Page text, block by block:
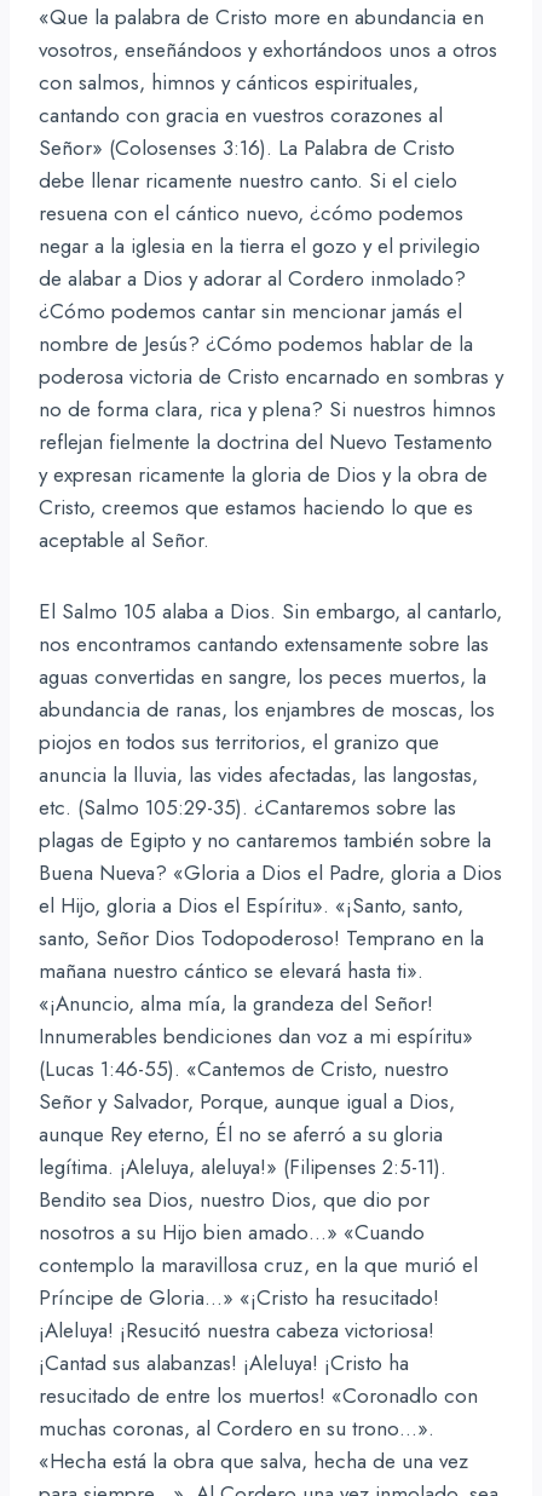
«Que la palabra de Cristo more en abundancia en
vosotros, enseñándoos y exhortándoos unos a otros
con salmos, himnos y cánticos espirituales,
cantando con gracia en vuestros corazones al
Señor» (Colosenses 3:16). La Palabra de Cristo
debe llenar ricamente nuestro canto. Si el cielo
resuena con el cántico nuevo, ¿cómo podemos
negar a la iglesia en la tierra el gozo y el privilegio
de alabar a Dios y adorar al Cordero inmolado?
¿Cómo podemos cantar sin mencionar jamás el
nombre de Jesús? ¿Cómo podemos hablar de la
poderosa victoria de Cristo encarnado en sombras y
no de forma clara, rica y plena? Si nuestros himnos
reflejan fielmente la doctrina del Nuevo Testamento
y expresan ricamente la gloria de Dios y la obra de
Cristo, creemos que estamos haciendo lo que es
aceptable al Señor.
El Salmo 105 alaba a Dios. Sin embargo, al cantarlo,
nos encontramos cantando extensamente sobre las
aguas convertidas en sangre, los peces muertos, la
abundancia de ranas, los enjambres de moscas, los
piojos en todos sus territorios, el granizo que
anuncia la lluvia, las vides afectadas, las langostas,
etc. (Salmo 105:29-35). ¿Cantaremos sobre las
plagas de Egipto y no cantaremos también sobre la
Buena Nueva? «Gloria a Dios el Padre, gloria a Dios
el Hijo, gloria a Dios el Espíritu». «¡Santo, santo,
santo, Señor Dios Todopoderoso! Temprano en la
mañana nuestro cántico se elevará hasta ti».
«¡Anuncio, alma mía, la grandeza del Señor!
Innumerables bendiciones dan voz a mi espíritu»
(Lucas 1:46-55). «Cantemos de Cristo, nuestro
Señor y Salvador, Porque, aunque igual a Dios,
aunque Rey eterno, Él no se aferró a su gloria
legítima. ¡Aleluya, aleluya!» (Filipenses 2:5-11).
Bendito sea Dios, nuestro Dios, que dio por
nosotros a su Hijo bien amado…» «Cuando
contemplo la maravillosa cruz, en la que murió el
Príncipe de Gloria…» «¡Cristo ha resucitado!
¡Aleluya! ¡Resucitó nuestra cabeza victoriosa!
¡Cantad sus alabanzas! ¡Aleluya! ¡Cristo ha
resucitado de entre los muertos! «Coronadlo con
muchas coronas, al Cordero en su trono…».
«Hecha está la obra que salva, hecha de una vez